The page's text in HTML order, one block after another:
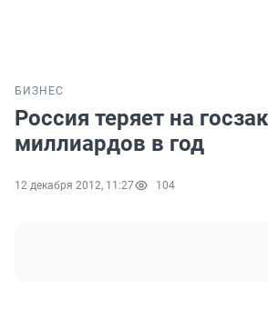
БИЗНЕС
Россия теряет на
миллиардов в год
12 декабря 2012, 11:27 104